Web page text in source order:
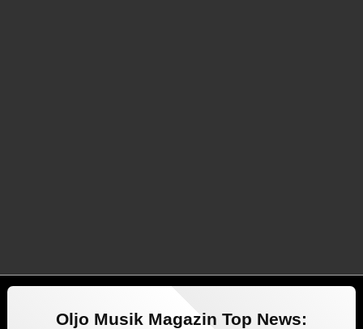
Oljo Musik Magazin Top News: